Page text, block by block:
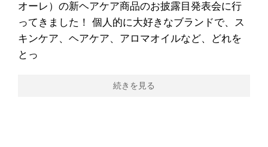
オーレ）の新ヘアケア商品のお披露目発表会に行
ってきました！ 個人的に大好きなブランドで、ス
キンケア、ヘアケア、アロマオイルなど、どれを
とっ
続きを見る